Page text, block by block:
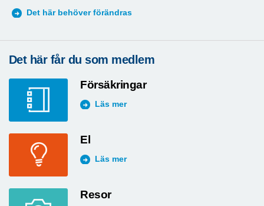
Det här behöver förändras
Det här får du som medlem
Försäkringar
Läs mer
El
Läs mer
Resor